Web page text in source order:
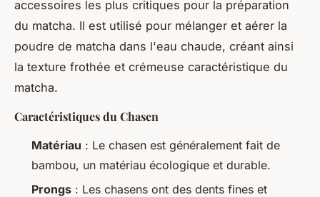
accessoires les plus critiques pour la préparation
du matcha. Il est utilisé pour mélanger et aérer la
poudre de matcha dans l'eau chaude, créant ainsi
la texture frothée et crémeuse caractéristique du
matcha.
Caractéristiques du Chasen
Matériau : Le chasen est généralement fait de
bambou, un matériau écologique et durable.
Prongs : Les chasens ont des dents fines et